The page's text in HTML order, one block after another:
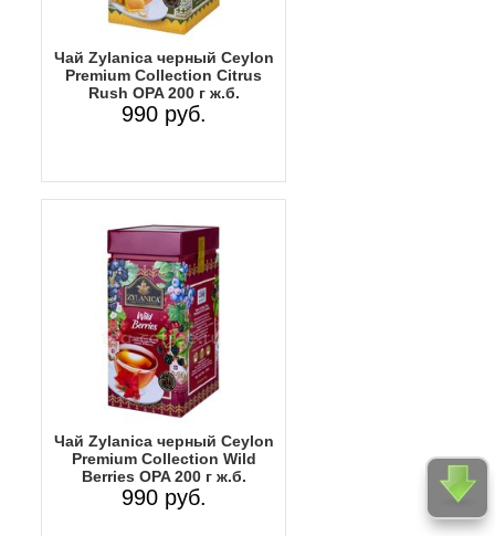
Чай Zylanica черный Ceylon
Premium Collection Citrus
Rush OPA 200 г ж.б.
990 руб.
Чай Zylanica черный Ceylon
Premium Collection Wild
Berries OPA 200 г ж.б.
990 руб.